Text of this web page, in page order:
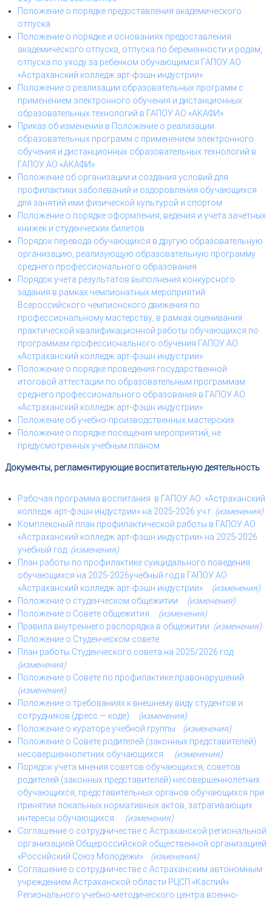
Положение о порядке предоставления академического
отпуска
Положение о порядке и основаниях предоставления
академического отпуска, отпуска по беременности и родам,
отпуска по уходу за ребенком обучающимся ГАПОУ АО
«Астраханский колледж арт-фэшн индустрии»
Положение о реализации образовательных программ с
применением электронного обучения и дистанционных
образовательных технологий в ГАПОУ АО «АКАФИ»
Приказ об изменении в Положение о реализации
образовательных программ с применением электронного
обучения и дистанционных образовательных технологий в
ГАПОУ АО «АКАФИ»
Положение об организации и создания условий для
профилактики заболеваний и оздоровления обучающихся
для занятий ими физической культурой и спортом
Положение о порядке оформления, ведения и учета зачетных
книжек и студенческих билетов
Порядок перевода обучающихся в другую образовательную
организацию, реализующую образовательную программу
среднего профессионального образования
Порядок учета результатов выполнения конкурсного
задания в рамках чемпионатных мероприятий
Всероссийского чемпионского движения по
профессиональному мастерству, в рамках оценивания
практической квалификационной работы обучающихся по
программам профессионального обучения ГАПОУ АО
«Астраханский колледж арт-фэшн индустрии»
Положение о порядке проведения государственной
итоговой аттестации по образовательным программам
среднего профессионального образования в ГАПОУ АО
«Астраханский колледж арт-фэшн индустрии»
Положение об учебно-производственных мастерских
Положение о порядке посещения мероприятий, не
предусмотренных учебным планом
Документы, регламентирующие воспитательную деятельность
Рабочая программа воспитания в ГАПОУ АО «Астраханский
колледж арт-фэшн индустрии» на 2025-2026 уч.г. (изменения)
Комплексный план профилактической работы в ГАПОУ АО
«Астраханский колледж арт-фэшн индустрии» на 2025-2026
учебный год (изменения)
План работы по профилактике суицидального поведения
обучающихся на 2025-2026учебный год в ГАПОУ АО
«Астраханский колледж арт-фэшн индустрии»
(изменения)
Положение о студенческом общежитии
(изменения)
Положение о Совете общежития
(изменения)
Правила внутреннего распорядка в общежитии (изменения)
Положение о Студенческом совете
План работы Студенческого совета на 2025/2026 год
(изменения)
Положение о Совете по профилактике правонарушений
(изменения)
Положение о требованиях к внешнему виду студентов и
сотрудников (дресс — коде)
(изменения)
Положение о кураторе учебной группы
(изменения)
Положение о Совете родителей (законных представителей)
несовершеннолетних обучающихся
(изменения)
Порядок учета мнения советов обучающихся, советов
родителей (законных представителей) несовершеннолетних
обучающихся, представительных органов обучающихся при
принятии локальных нормативных актов, затрагивающих
интересы обучающихся
(изменения)
Соглашение о сотрудничестве с Астраханской региональной
организацией Общероссийской общественной организацией
«Российский Союз Молодежи»
(изменения)
Соглашение о сотрудничестве с Астраханским автономным
учреждением Астраханской области РЦСП «Каспий»
Регионального учебно-методического центра военно-